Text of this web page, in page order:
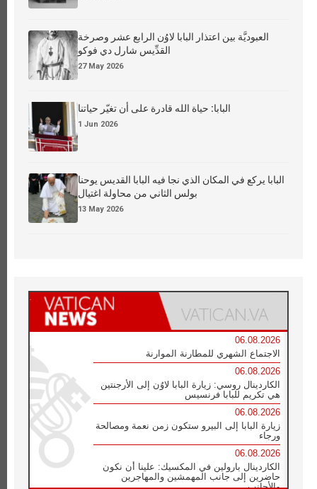
العبوديَّة بين اعتذار البابا لاوُن الرابع عشر وصرخة
القدِّيس شارل دي فوكو
27 May 2026
البابا: حياة الله قادرة على أن تغيّر حياتنا
1 Jun 2026
البابا يركع في المكان الذي نجا فيه البابا القديس يوحنا
بولس الثاني من محاولة اغتيال
13 May 2026
06.08.2026
الاجتماع الشهري للمطارنة الموارنة
06.08.2026
الكاردينال روسي: زيارة البابا لاوُن إلى الأرجنتين
هي تكريم للبابا فرنسيس
06.08.2026
زيارة البابا إلى البيرو ستكون زمن نعمة ومصالحة
ورجاء
06.08.2026
الكاردينال بارولين في المكسيك: علينا أن نكون
حاضرين إلى جانب المهمشين والمهاجرين
والأجانب